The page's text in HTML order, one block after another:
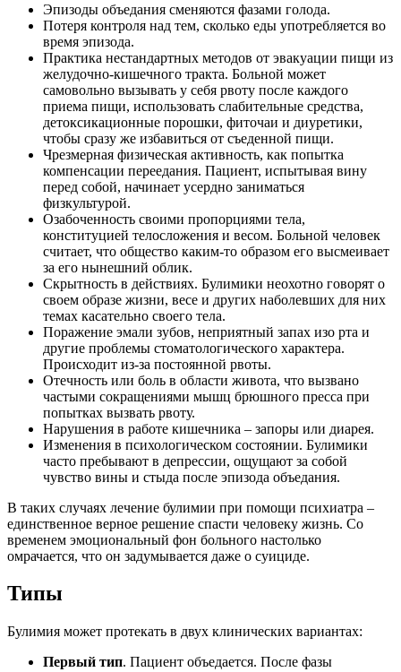
Эпизоды объедания сменяются фазами голода.
Потеря контроля над тем, сколько еды употребляется во
время эпизода.
Практика нестандартных методов от эвакуации пищи из
желудочно-кишечного тракта. Больной может
самовольно вызывать у себя рвоту после каждого
приема пищи, использовать слабительные средства,
детоксикационные порошки, фиточаи и диуретики,
чтобы сразу же избавиться от съеденной пищи.
Чрезмерная физическая активность, как попытка
компенсации переедания. Пациент, испытывая вину
перед собой, начинает усердно заниматься
физкультурой.
Озабоченность своими пропорциями тела,
конституцией телосложения и весом. Больной человек
считает, что общество каким-то образом его высмеивает
за его нынешний облик.
Скрытность в действиях. Булимики неохотно говорят о
своем образе жизни, весе и других наболевших для них
темах касательно своего тела.
Поражение эмали зубов, неприятный запах изо рта и
другие проблемы стоматологического характера.
Происходит из-за постоянной рвоты.
Отечность или боль в области живота, что вызвано
частыми сокращениями мышц брюшного пресса при
попытках вызвать рвоту.
Нарушения в работе кишечника – запоры или диарея.
Изменения в психологическом состоянии. Булимики
часто пребывают в депрессии, ощущают за собой
чувство вины и стыда после эпизода объедания.
В таких случаях лечение булимии при помощи психиатра –
единственное верное решение спасти человеку жизнь. Со
временем эмоциональный фон больного настолько
омрачается, что он задумывается даже о суициде.
Типы
Булимия может протекать в двух клинических вариантах:
Первый тип. Пациент объедается. После фазы